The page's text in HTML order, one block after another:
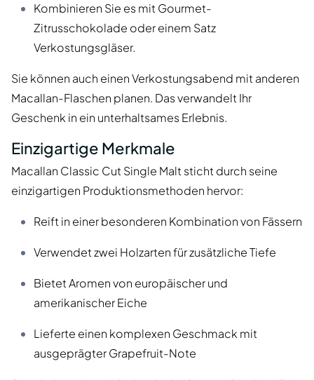
Kombinieren Sie es mit Gourmet-
Zitrusschokolade oder einem Satz
Verkostungsgläser.
Sie können auch einen Verkostungsabend mit anderen
Macallan-Flaschen planen. Das verwandelt Ihr
Geschenk in ein unterhaltsames Erlebnis.
Einzigartige Merkmale
Macallan Classic Cut Single Malt sticht durch seine
einzigartigen Produktionsmethoden hervor:
Reift in einer besonderen Kombination von Fässern
Verwendet zwei Holzarten für zusätzliche Tiefe
Bietet Aromen von europäischer und
amerikanischer Eiche
Lieferte einen komplexen Geschmack mit
ausgeprägter Grapefruit-Note